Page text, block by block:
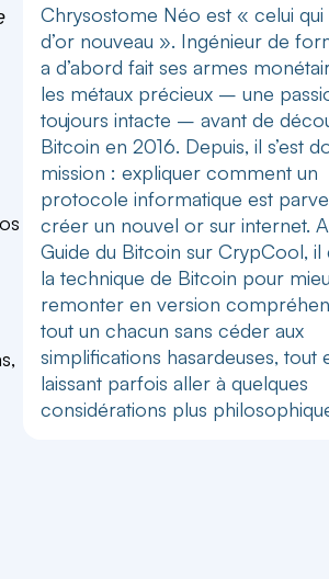
Chrysostome Néo est « celui qui
d’or nouveau ». Ingénieur de
a d’abord fait ses armes
les métaux précieux – une
toujours intacte – avant de
Bitcoin en 2016. Depuis, il s’est
mission : expliquer comment un
protocole informatique est
créer un nouvel or sur internet.
Guide du Bitcoin sur CrypCool, il
la technique de Bitcoin pour
remonter en version
tout un chacun sans céder aux
simplifications hasardeuses, tout
laissant parfois aller à quelques
considérations plus